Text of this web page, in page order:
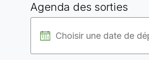
Agenda des sorties